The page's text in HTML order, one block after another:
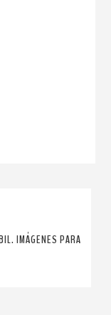
IMÁGENES PARA